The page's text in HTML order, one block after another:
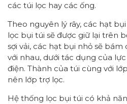
các túi lọc hay các ống.
Theo nguyên lý rây, các hạt
lọc bụi túi sẽ được giữ lại trên
sợi vải, các hạt bụi nhỏ sẽ
với nhau, dưới tác dụng của
điện. Thành của túi cùng với
nên lớp trợ lọc.
Hệ thống lọc bụi túi có khả